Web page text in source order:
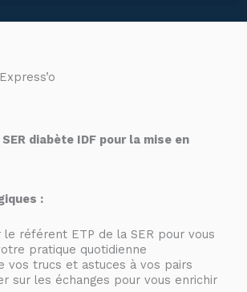
diabète IDF pour la mise en
:
le référent ETP de la SER pour vous
pratique quotidienne
vos trucs et astuces à vos pairs
sur les échanges pour vous enrichir